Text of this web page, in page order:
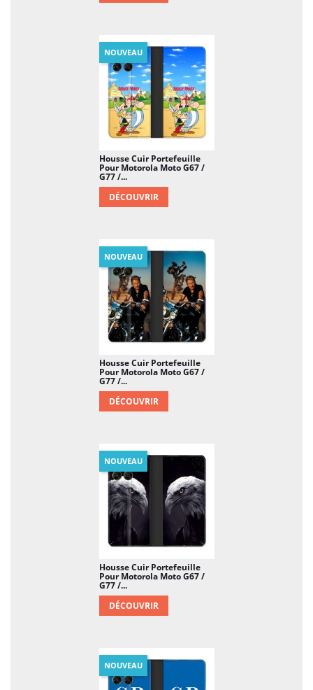
Housse Cuir Portefeuille
Pour Motorola Moto G67 /
G77 /...
DÉCOUVRIR
NOUVEAU
Housse Cuir Portefeuille
Pour Motorola Moto G67 /
G77 /...
DÉCOUVRIR
NOUVEAU
Housse Cuir Portefeuille
Pour Motorola Moto G67 /
G77 /...
DÉCOUVRIR
NOUVEAU
NOUVEAU